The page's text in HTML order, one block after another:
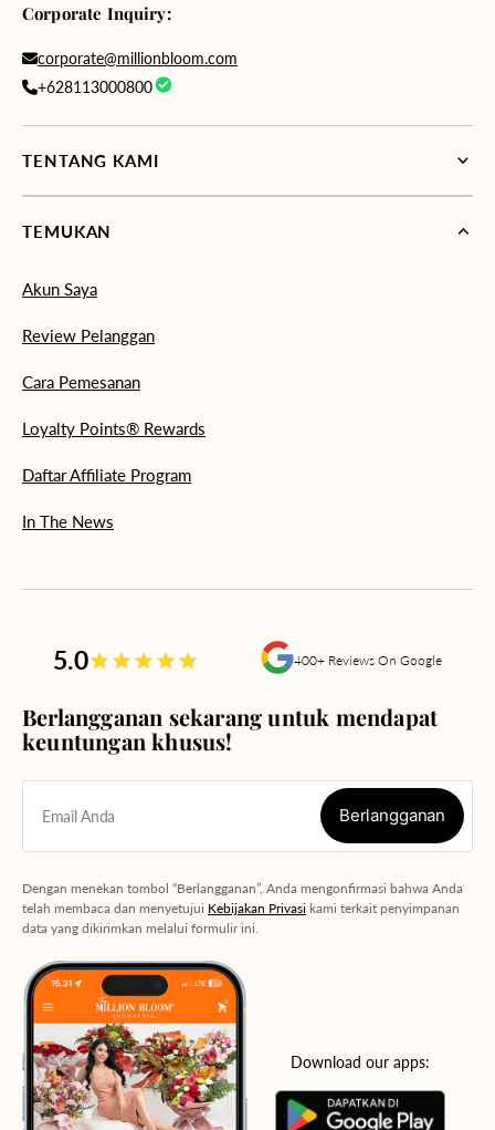
Corporate Inquiry:
corporate@millionbloom.com
+628113000800
TENTANG KAMI
TEMUKAN
Akun Saya
Review Pelanggan
Cara Pemesanan
Loyalty Points® Rewards
Daftar Affiliate Program
In The News
5.0 400+ Reviews On Google
Berlangganan sekarang untuk mendapat
keuntungan khusus!
Email Anda Berlangganan
Dengan menekan tombol “Berlangganan”, Anda mengonfirmasi bahwa Anda
telah membaca dan menyetujui Kebijakan Privasi kami terkait penyimpanan
data yang dikirimkan melalui formulir ini.
Download our apps: